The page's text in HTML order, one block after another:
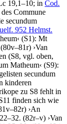
19,1–10; in Cod.
Commune
secundum
952 Helmst.
‹ (S1): Mt
›Van
(S8, vgl. oben,
Matheum‹ (S9):
secundum
kinderen
zu S8 fehlt in
finden sich wie
›An
(82r–v) ›Van